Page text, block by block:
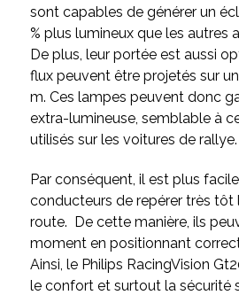
sont capables de générer un
% plus lumineux que les autres
De plus, leur portée est aussi
flux peuvent être projetés sur
m. Ces lampes peuvent donc
extra-lumineuse, semblable à
utilisés sur les voitures de rallye.
Par conséquent, il est plus
conducteurs de repérer très tôt
route. De cette manière, ils
moment en positionnant
Ainsi, le Philips RacingVision
le confort et surtout la sécurité